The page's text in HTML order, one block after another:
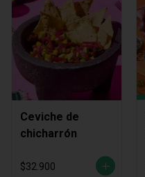
Ceviche de
chicharrón
$32.900